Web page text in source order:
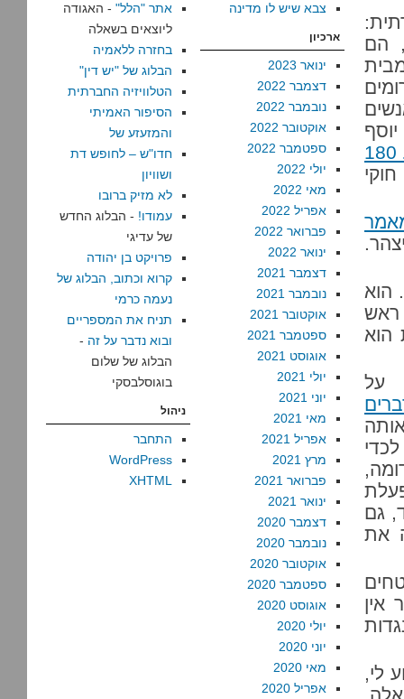
הם
כשהצבא הודיע שהוא מתכוון להפקיע 180
הוא
ראש
הוא
על
גם
את
אין
לי,
צבא שיש לו מדינה
ארכיון
ינואר 2023
דצמבר 2022
נובמבר 2022
אוקטובר 2022
ספטמבר 2022
יולי 2022
מאי 2022
אפריל 2022
פברואר 2022
ינואר 2022
דצמבר 2021
נובמבר 2021
אוקטובר 2021
ספטמבר 2021
אוגוסט 2021
יולי 2021
יוני 2021
מאי 2021
אפריל 2021
מרץ 2021
פברואר 2021
ינואר 2021
דצמבר 2020
נובמבר 2020
אוקטובר 2020
ספטמבר 2020
אוגוסט 2020
יולי 2020
יוני 2020
מאי 2020
אפריל 2020
אתר "הלל" - האגודה
ליוצאים בשאלה
בחזרה ללאמיה
הבלוג של "יש דין"
הטלוויזיה החברתית
הסיפור האמיתי
והמזעזע של
חדו"ש – לחופש דת
ושוויון
לא מזיק ברובו
עמודו! - הבלוג החדש
של עדיגי
פרויקט בן יהודה
קרוא וכתוב, הבלוג של
נעמה כרמי
תניח את המספריים
ובוא נדבר על זה -
הבלוג של שלום
בוגוסלבסקי
ניהול
התחבר
WordPress
XHTML